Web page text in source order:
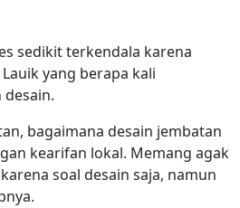
sedikit terkendala karena
yang berapa kali
bagaimana desain jembatan
kearifan lokal. Memang agak
soal desain saja, namun